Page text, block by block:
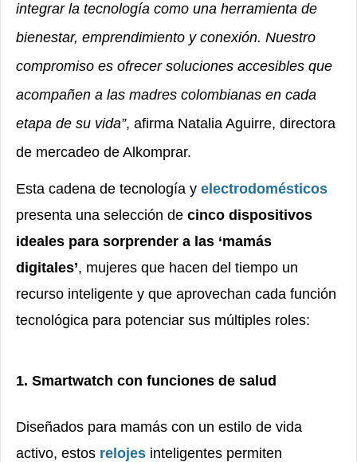
integrar la tecnología como una herramienta de
bienestar, emprendimiento y conexión. Nuestro
compromiso es ofrecer soluciones accesibles que
acompañen a las madres colombianas en cada
etapa de su vida”, afirma Natalia Aguirre, directora
de mercadeo de Alkomprar.
Esta cadena de tecnología y electrodomésticos
presenta una selección de cinco dispositivos
ideales para sorprender a las ‘mamás
digitales’, mujeres que hacen del tiempo un
recurso inteligente y que aprovechan cada función
tecnológica para potenciar sus múltiples roles:
1. Smartwatch con funciones de salud
Diseñados para mamás con un estilo de vida
activo, estos relojes inteligentes permiten